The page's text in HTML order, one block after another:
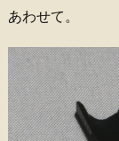
あわせて。